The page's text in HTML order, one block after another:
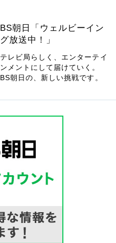
BS朝日「ウェルビーイン
グ放送中！」
テレビ局らしく、エンターテイ
ンメントにして届けていく。
BS朝日の、新しい挑戦です。